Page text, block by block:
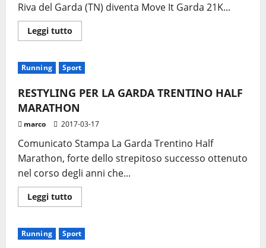
Riva del Garda (TN) diventa Move It Garda 21K...
Leggi tutto
di
RUNNER’S
CLUB:
GRATIS
AGLI
AFICIONADOS!
Running Sport
RESTYLING PER LA GARDA TRENTINO HALF
MARATHON
marco 2017-03-17
Comunicato Stampa La Garda Trentino Half
Marathon, forte dello strepitoso successo ottenuto
nel corso degli anni che...
Leggi tutto
di
RESTYLING
PER
Running Sport